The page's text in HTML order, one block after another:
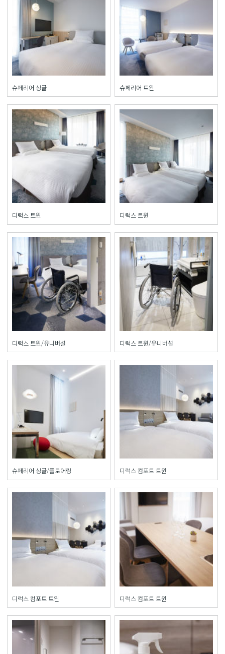
슈페리어 싱글 슈페리어 트윈
디럭스 트윈 디럭스 트윈
디럭스 트윈/유니버설 디럭스 트윈/유니버설
슈페리어 싱글/플로어링 디럭스 컴포트 트윈
디럭스 컴포트 트윈 디럭스 컴포트 트윈